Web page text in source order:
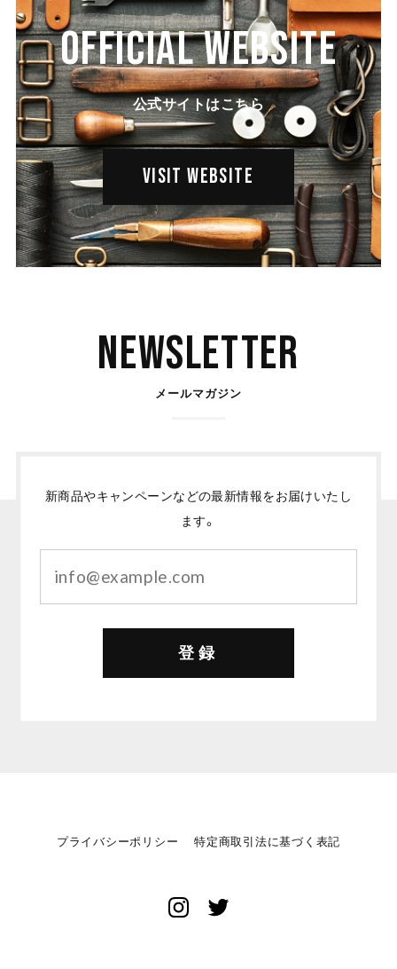
OFFICIAL WEBSITE
公式サイトはこちら
VISIT WEBSITE
Newsletter
メールマガジン
新商品やキャンペーンなどの最新情報をお届けいたし
ます。
登録
プライバシーポリシー 特定商取引法に基づく表記